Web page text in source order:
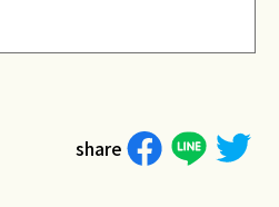
share